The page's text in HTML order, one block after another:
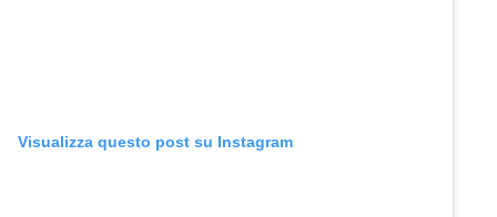
Visualizza questo post su Instagram